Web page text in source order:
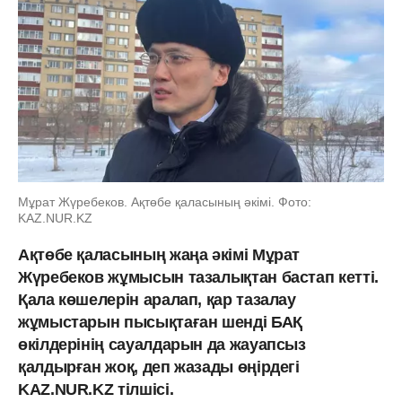
Мұрат Жүребеков. Ақтөбе қаласының әкімі. Фото:
KAZ.NUR.KZ
Ақтөбе қаласының жаңа әкімі Мұрат
Жүребеков жұмысын тазалықтан бастап кетті.
Қала көшелерін аралап, қар тазалау
жұмыстарын пысықтаған шенді БАҚ
өкілдерінің сауалдарын да жауапсыз
қалдырған жоқ, деп жазады өңірдегі
KAZ.NUR.KZ тілшісі.